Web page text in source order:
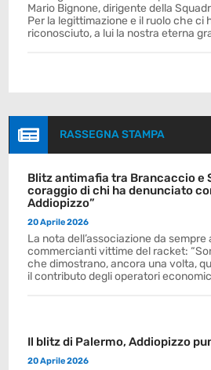
Mario Bignone, dirigente della
Per la legittimazione e il ruolo che ci
riconosciuto, a lui la nostra eterna
 RASSEGNA STAMPA
Blitz antimafia tra Brancaccio e
coraggio di chi ha denunciato
Addiopizzo”
20 Aprile 2026
La nota dell’associazione da sempre
commercianti vittime del racket:
che dimostrano, ancora una volta,
il contributo degli operatori
Il blitz di Palermo, Addiopizzo
20 Aprile 2026